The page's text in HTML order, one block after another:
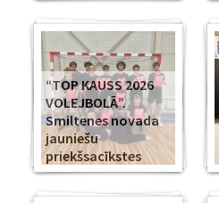
“TOP KAUSS 2026
VOLEJBOLĀ”.
Smiltenes novada
jauniešu
priekšsacīkstes